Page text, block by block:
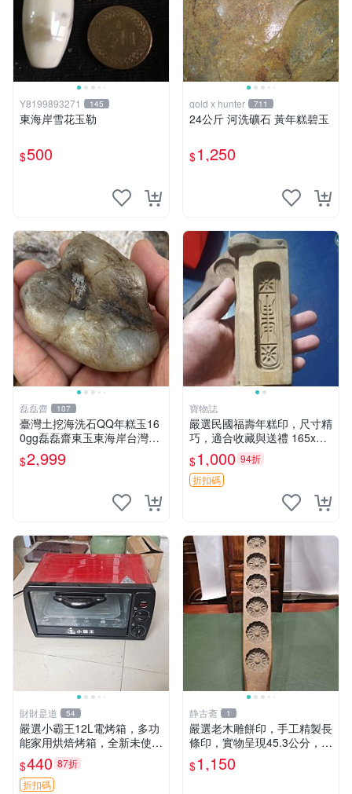
Y8199893271 145
東海岸雪花玉勒
$500
gold x hunter 711
24公斤 河洗礦石 黃年糕碧玉
$1,250
磊磊齋 107
臺灣土挖海洗石QQ年糕玉16
0gg磊磊齋東玉東海岸台灣藍
寶石東玉東海岸心臟石皮蛋青
老麥芽年糕黑鬼年糕玉血絲碧
鳳梨芋仔玉總統石年節送禮品
$2,999
寶物誌
嚴選民國福壽年糕印，尺寸精
巧，適合收藏與送禮 165x7
公分 福祿印 年節禮物
$1,000 94折
折扣碼
財財是道 54
嚴選小霸王12L電烤箱，多功
能家用烘焙烤箱，全新未使
用，適合蛋糕披薩面包肉類，
全自動溫控調節，附配件齊全
迷你電烤箱 小型烤箱 電烤箱
$440 87折
折扣碼
静古斋 1
嚴選老木雕餅印，手工精製長
條印，實物呈現45.3公分，適
合收藏與使用 糕點 印章
$1,150